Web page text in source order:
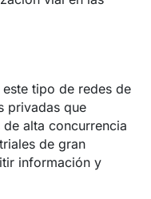
tipo de redes de
privadas que
alta concurrencia
de gran
información y